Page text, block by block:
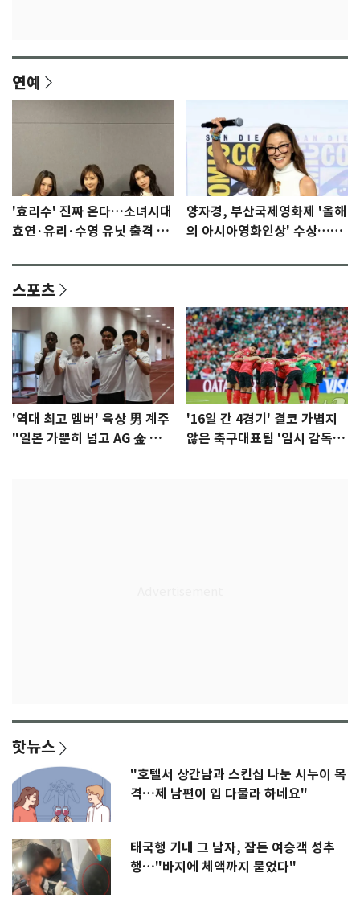
연예
'효리수' 진짜 온다…소녀시대
효연·유리·수영 유닛 출격 [N
양자경, 부산국제영화제 '올해
의 아시아영화인상' 수상…15
스포츠
'역대 최고 멤버' 육상 男 계주
"일본 가뿐히 넘고 AG 金 따겠
'16일 간 4경기' 결코 가볍지
않은 축구대표팀 '임시 감독'
핫뉴스
"호텔서 상간남과 스킨십 나눈 시누이 목
격…제 남편이 입 다물라 하네요"
태국행 기내 그 남자, 잠든 여승객 성추
행…"바지에 체액까지 묻었다"